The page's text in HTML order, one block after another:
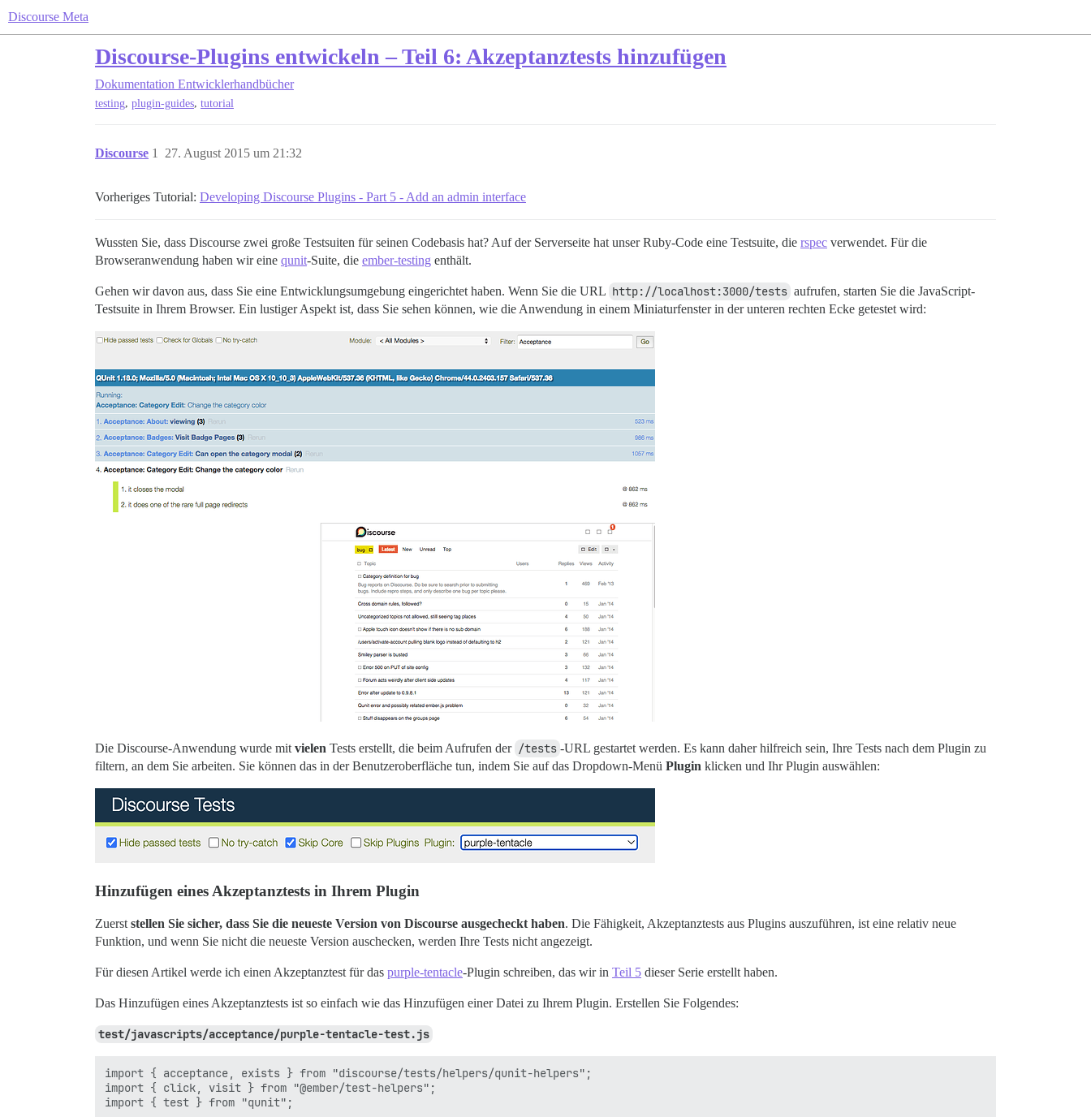
Discourse Meta
Discourse-Plugins entwickeln – Teil 6: Akzeptanztests hinzufügen
Dokumentation Entwicklerhandbücher
testing, plugin-guides, tutorial
Discourse 27. August 2015 um 21:32
1
Vorheriges Tutorial: Developing Discourse Plugins - Part 5 - Add an admin interface
Wussten Sie, dass Discourse zwei große Testsuiten für seinen Codebasis hat? Auf der Serverseite hat unser Ruby-Code eine Testsuite, die rspec verwendet. Für die
Browseranwendung haben wir eine qunit-Suite, die ember-testing enthält.
Gehen wir davon aus, dass Sie eine Entwicklungsumgebung eingerichtet haben. Wenn Sie die URL http://localhost:3000/tests aufrufen, starten Sie die JavaScript-
Testsuite in Ihrem Browser. Ein lustiger Aspekt ist, dass Sie sehen können, wie die Anwendung in einem Miniaturfenster in der unteren rechten Ecke getestet wird:
Die Discourse-Anwendung wurde mit vielen Tests erstellt, die beim Aufrufen der /tests -URL gestartet werden. Es kann daher hilfreich sein, Ihre Tests nach dem Plugin zu
filtern, an dem Sie arbeiten. Sie können das in der Benutzeroberfläche tun, indem Sie auf das Dropdown-Menü Plugin klicken und Ihr Plugin auswählen:
Hinzufügen eines Akzeptanztests in Ihrem Plugin
Zuerst stellen Sie sicher, dass Sie die neueste Version von Discourse ausgecheckt haben. Die Fähigkeit, Akzeptanztests aus Plugins auszuführen, ist eine relativ neue
Funktion, und wenn Sie nicht die neueste Version auschecken, werden Ihre Tests nicht angezeigt.
Für diesen Artikel werde ich einen Akzeptanztest für das purple-tentacle-Plugin schreiben, das wir in Teil 5 dieser Serie erstellt haben.
Das Hinzufügen eines Akzeptanztests ist so einfach wie das Hinzufügen einer Datei zu Ihrem Plugin. Erstellen Sie Folgendes:
test/javascripts/acceptance/purple-tentacle-test.js
import { acceptance, exists } from "discourse/tests/helpers/qunit-helpers";
import { click, visit } from "@ember/test-helpers";
import { test } from "qunit";